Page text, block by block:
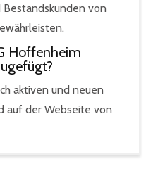
von
Hoffenheim
aktiven und neuen
auf der Webseite von